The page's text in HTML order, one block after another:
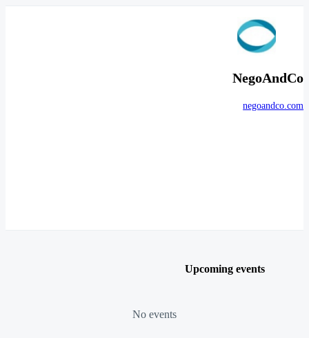
NegoAndCo
negoandco.com
Upcoming events
No events